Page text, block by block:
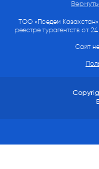
ТОО «Поедем
реестре турагентств от
Сайт